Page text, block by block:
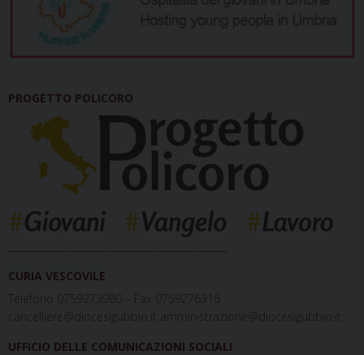
PROGETTO POLICORO
CURIA VESCOVILE
Telefono 0759273980 – Fax 0759276316
cancelliere@diocesigubbio.it amministrazione@diocesigubbio.it
UFFICIO DELLE COMUNICAZIONI SOCIALI